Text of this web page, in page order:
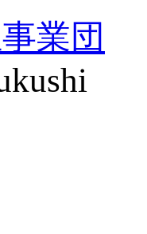
業団